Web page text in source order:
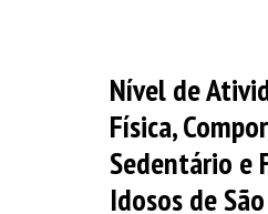
Nível de
Física,
Sedentário e
Idosos de